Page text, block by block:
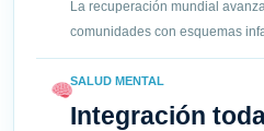
La recuperación mundial
comunidades con esquemas
SALUD MENTAL
Integración